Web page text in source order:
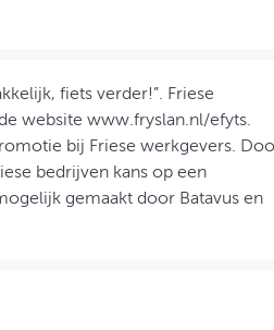
fiets verder!”. Friese
website www.fryslan.nl/efyts.
bij Friese werkgevers.
bedrijven kans op een
gemaakt door Batavus en